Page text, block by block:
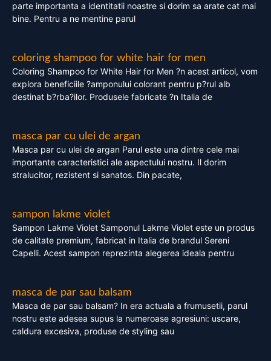
parte importanta a identitatii noastre si dorim sa arate cat mai
bine. Pentru a ne mentine parul
coloring shampoo for white hair for men
Coloring Shampoo for White Hair for Men ?n acest articol, vom
explora beneficiile ?amponului colorant pentru p?rul alb
destinat b?rba?ilor. Produsele fabricate ?n Italia de
masca par cu ulei de argan
Masca par cu ulei de argan Parul este una dintre cele mai
importante caracteristici ale aspectului nostru. Il dorim
stralucitor, rezistent si sanatos. Din pacate,
sampon lakme violet
Sampon Lakme Violet Samponul Lakme Violet este un produs
de calitate premium, fabricat in Italia de brandul Sereni
Capelli. Acest sampon reprezinta alegerea ideala pentru
masca de par sau balsam
Masca de par sau balsam? In era actuala a frumusetii, parul
nostru este adesea supus la numeroase agresiuni: uscare,
caldura excesiva, produse de styling sau